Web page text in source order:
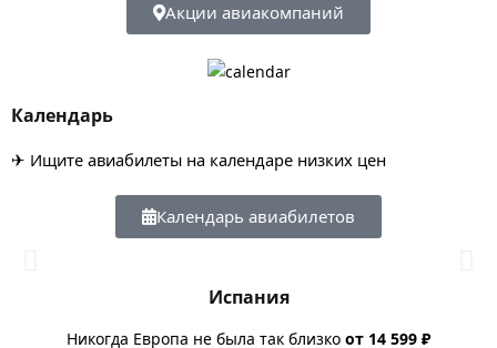
Акции авиакомпаний
Календарь
✈ Ищите авиабилеты на календаре низких цен
Календарь авиабилетов
Аэрофлот
Испания
Никогда Европа не была так близко от 14 599 ₽